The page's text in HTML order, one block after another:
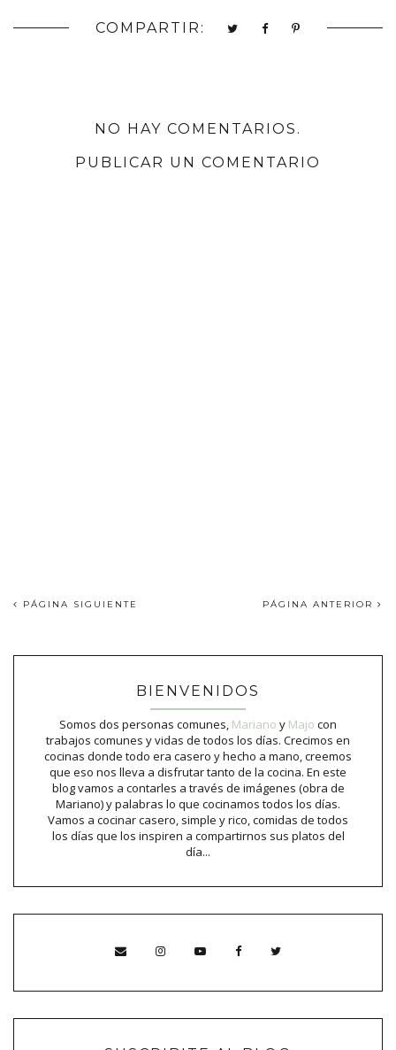
COMPARTIR:
NO HAY COMENTARIOS.
PUBLICAR UN COMENTARIO
PÁGINA SIGUIENTE PÁGINA ANTERIOR
BIENVENIDOS
Somos dos personas comunes, Mariano y Majo con
trabajos comunes y vidas de todos los días. Crecimos en
cocinas donde todo era casero y hecho a mano, creemos
que eso nos lleva a disfrutar tanto de la cocina. En este
blog vamos a contarles a través de imágenes (obra de
Mariano) y palabras lo que cocinamos todos los días.
Vamos a cocinar casero, simple y rico, comidas de todos
los días que los inspiren a compartirnos sus platos del
día...